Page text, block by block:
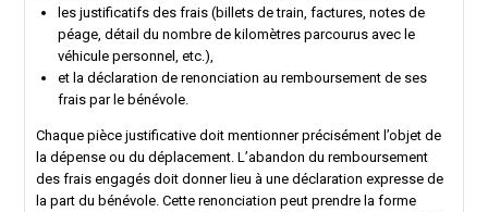
les justificatifs des frais (billets de train, factures, notes de
péage, détail du nombre de kilomètres parcourus avec le
véhicule personnel, etc.),
et la déclaration de renonciation au remboursement de ses
frais par le bénévole.
Chaque pièce justificative doit mentionner précisément l’objet de
la dépense ou du déplacement. L’abandon du remboursement
des frais engagés doit donner lieu à une déclaration expresse de
la part du bénévole. Cette renonciation peut prendre la forme